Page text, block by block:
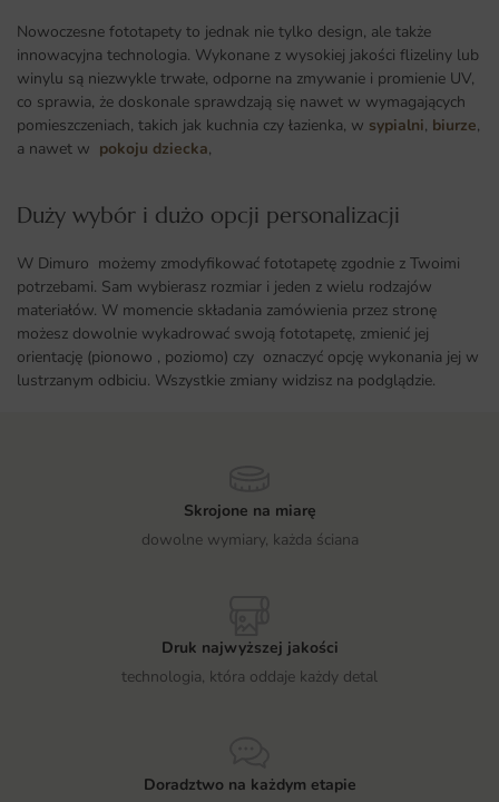
Nowoczesne fototapety to jednak nie tylko design, ale także
innowacyjna technologia. Wykonane z wysokiej jakości flizeliny lub
winylu są niezwykle trwałe, odporne na zmywanie i promienie UV,
co sprawia, że doskonale sprawdzają się nawet w wymagających
pomieszczeniach, takich jak kuchnia czy łazienka, w sypialni, biurze,
a nawet w pokoju dziecka,
Duży wybór i dużo opcji personalizacji ​
W Dimuro możemy zmodyfikować fototapetę zgodnie z Twoimi
potrzebami. Sam wybierasz rozmiar i jeden z wielu rodzajów
materiałów. W momencie składania zamówienia przez stronę
możesz dowolnie wykadrować swoją fototapetę, zmienić jej
orientację (pionowo , poziomo) czy oznaczyć opcję wykonania jej w
lustrzanym odbiciu. Wszystkie zmiany widzisz na podglądzie.
Skrojone na miarę
dowolne wymiary, każda ściana
Druk najwyższej jakości
technologia, która oddaje każdy detal
Doradztwo na każdym etapie